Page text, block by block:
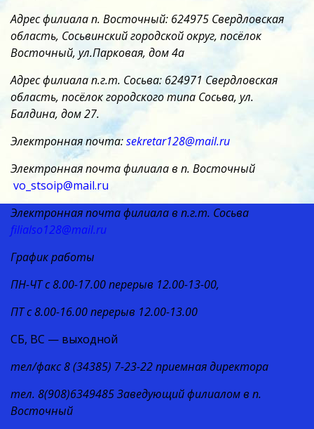
Адрес филиала п. Восточный: 624975 Свердловская
область, Сосьвинский городской округ, посёлок
Восточный, ул.Парковая, дом 4а
Адрес филиала п.г.т. Сосьва: 624971 Свердловская
область, посёлок городского типа Сосьва, ул.
Балдина, дом 27.
Электронная почта:sekretar128@mail.ru
Электронная почта филиала в п. Восточный
vo_stsoip@mail.ru
Электронная почта филиала в п.г.т. Сосьва
filialso128@mail.ru
График работы
ПН-ЧТ с 8.00-17.00 перерыв 12.00-13-00,
ПТ с 8.00-16.00 перерыв 12.00-13.00
СБ, ВС — выходной
тел/факс 8 (34385) 7-23-22приемная директора
тел. 8(908)6349485 Заведующий филиалом в п.
Восточный